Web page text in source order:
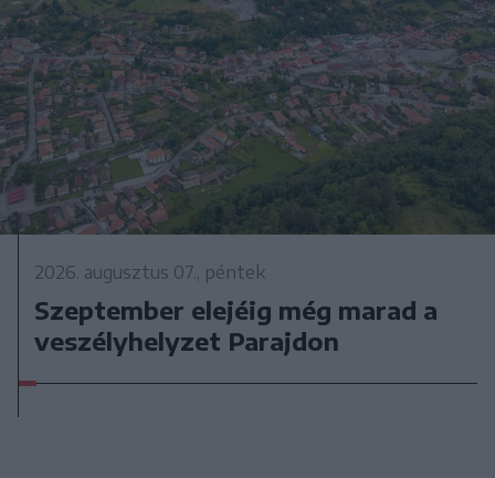
2026. augusztus 07., péntek
Szeptember elejéig még marad a
veszélyhelyzet Parajdon